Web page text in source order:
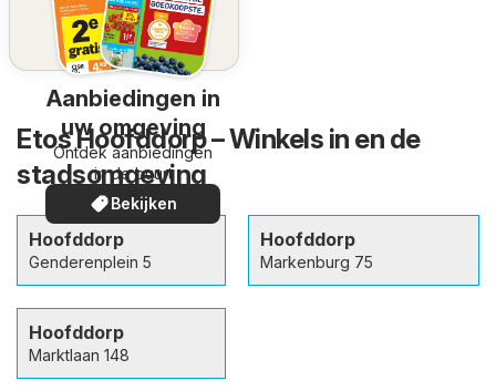
Aanbiedingen in
uw omgeving
Ontdek aanbiedingen
in de buurt
Bekijken
Etos Hoofddorp – Winkels in en de
stadsomgeving
Hoofddorp
Genderenplein 5
Hoofddorp
Markenburg 75
Hoofddorp
Marktlaan 148